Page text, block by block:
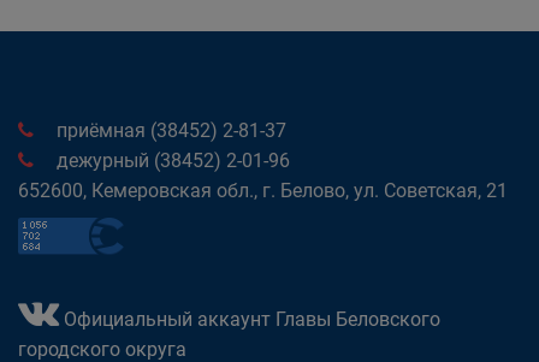
приёмная (38452) 2-81-37
дежурный (38452) 2-01-96
652600, Кемеровская обл., г. Белово, ул. Советская, 21
Официальный аккаунт Главы Беловского
городского округа